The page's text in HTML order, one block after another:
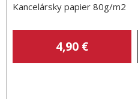
Kancelársky papier 80g/m2
4,90 €